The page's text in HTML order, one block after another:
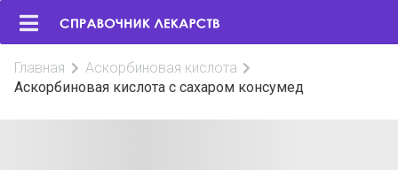
Главная
Аскорбиновая кислота
Аскорбиновая кислота с сахаром консумед